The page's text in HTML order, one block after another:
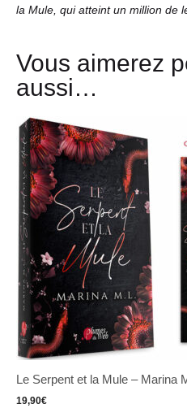
la Mule , qui atteint un million de
Vous aimerez
aussi…
Le Serpent et la Mule – Marina
19,90€